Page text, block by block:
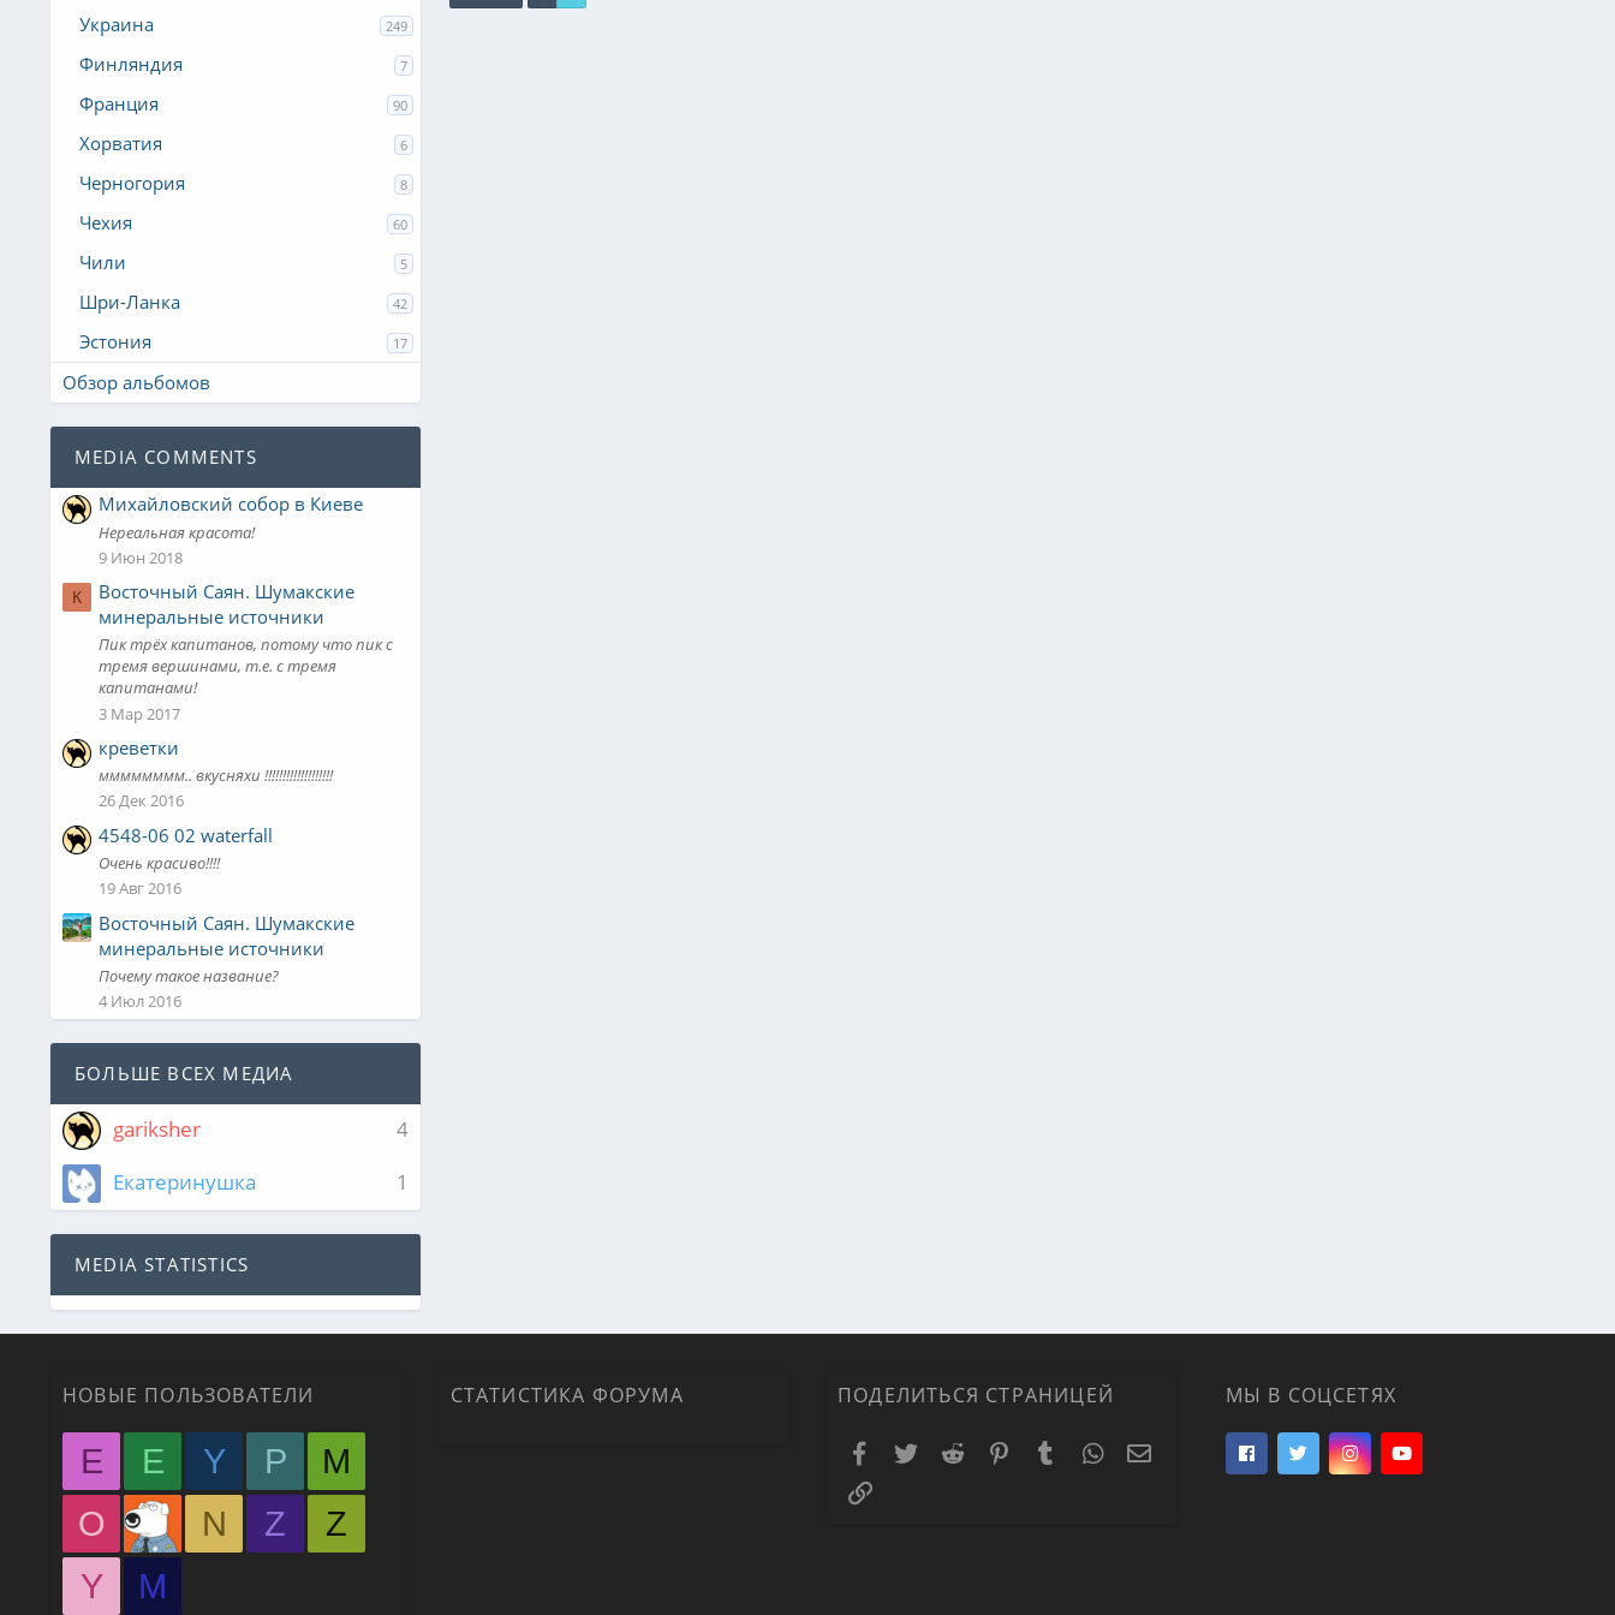
Украина 249
Финляндия 7
Франция 90
Хорватия 6
Черногория 8
Чехия 60
Чили 5
Шри-Ланка 42
Эстония 17
Обзор альбомов
MEDIA COMMENTS
Михайловский собор в Киеве
Нереальная красота!
9 Июн 2018
К
Восточный Саян. Шумакские
минеральные источники
Пик трёх капитанов, потому что пик с
тремя вершинами, т.е. с тремя
капитанами!
3 Мар 2017
креветки
мммммммм.. вкусняхи !!!!!!!!!!!!!!!!!!!
26 Дек 2016
4548-06 02 waterfall
Очень красиво!!!!
19 Авг 2016
Восточный Саян. Шумакские
минеральные источники
Почему такое название?
4 Июл 2016
БОЛЬШЕ ВСЕХ МЕДИА
4
gariksher
1
Екатеринушка
MEDIA STATISTICS
НОВЫЕ ПОЛЬЗОВАТЕЛИ
E E Y P
M
O
N Z
Z
Y
М
СТАТИСТИКА ФОРУМА ПОДЕЛИТЬСЯ СТРАНИЦЕЙ
Facebook
TwitterReddit PinterestTumblrWhatsAppЭлектронная почта
Ссылка
МЫ В СОЦСЕТЯХ